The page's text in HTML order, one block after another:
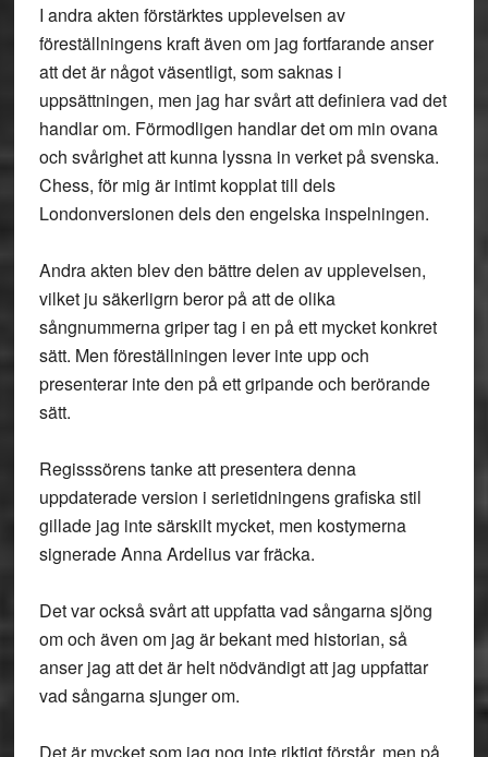
I andra akten förstärktes upplevelsen av
föreställningens kraft även om jag fortfarande anser
att det är något väsentligt, som saknas i
uppsättningen, men jag har svårt att definiera vad det
handlar om. Förmodligen handlar det om min ovana
och svårighet att kunna lyssna in verket på svenska.
Chess, för mig är intimt kopplat till dels
Londonversionen dels den engelska inspelningen.
Andra akten blev den bättre delen av upplevelsen,
vilket ju säkerligrn beror på att de olika
sångnummerna griper tag i en på ett mycket konkret
sätt. Men föreställningen lever inte upp och
presenterar inte den på ett gripande och berörande
sätt.
Regisssörens tanke att presentera denna
uppdaterade version i serietidningens grafiska stil
gillade jag inte särskilt mycket, men kostymerna
signerade Anna Ardelius var fräcka.
Det var också svårt att uppfatta vad sångarna sjöng
om och även om jag är bekant med historian, så
anser jag att det är helt nödvändigt att jag uppfattar
vad sångarna sjunger om.